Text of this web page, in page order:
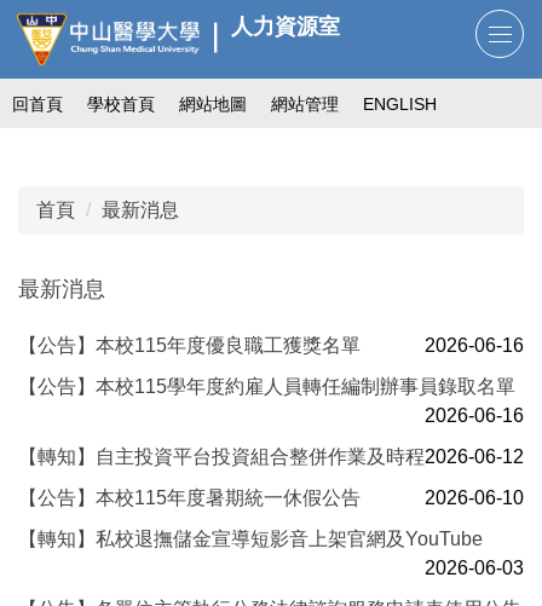
跳
到
主
要
人力資源室
回首頁 學校首頁 網站地圖 網站管理 ENGLISH
首頁 最新消息
最新消息
【公告】本校115年度優良職工獲獎名單
2026-06-16
【公告】本校115學年度約雇人員轉任編制辦事員錄取名單
2026-06-16
【轉知】自主投資平台投資組合整併作業及時程2026-06-12
【公告】本校115年度暑期統一休假公告
2026-06-10
【轉知】私校退撫儲金宣導短影音上架官網及YouTube
2026-06-03